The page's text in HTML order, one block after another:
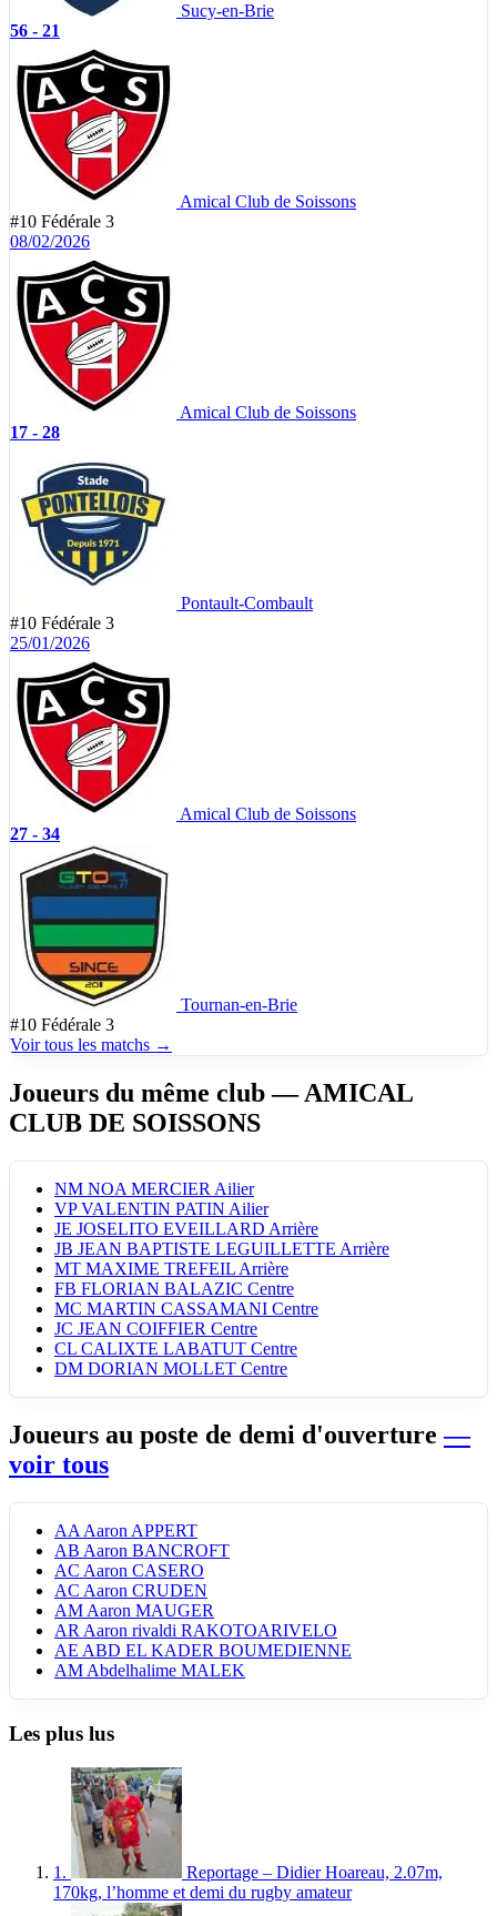
Sucy-en-Brie
56 - 21
Amical Club de Soissons
#10 Fédérale 3
08/02/2026
Amical Club de Soissons
17 - 28
Pontault-Combault
#10 Fédérale 3
25/01/2026
Amical Club de Soissons
27 - 34
Tournan-en-Brie
#10 Fédérale 3
Voir tous les matchs →
Joueurs du même club— AMICAL
CLUB DE SOISSONS
NM NOA MERCIER Ailier
VP VALENTIN PATIN Ailier
JE JOSELITO EVEILLARD Arrière
JB JEAN BAPTISTE LEGUILLETTE Arrière
MT MAXIME TREFEIL Arrière
FB FLORIAN BALAZIC Centre
MC MARTIN CASSAMANI Centre
JC JEAN COIFFIER Centre
CL CALIXTE LABATUT Centre
DM DORIAN MOLLET Centre
Joueurs au poste de demi d'ouverture—
voir tous
AA Aaron APPERT
AB Aaron BANCROFT
AC Aaron CASERO
AC Aaron CRUDEN
AM Aaron MAUGER
AR Aaron rivaldi RAKOTOARIVELO
AE ABD EL KADER BOUMEDIENNE
AM Abdelhalime MALEK
Les plus lus
1.
Reportage – Didier Hoareau, 2.07m,
170kg, l’homme et demi du rugby amateur